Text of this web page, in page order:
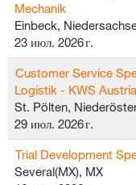
Mechanik
Einbeck,
23 июл. 2026 г.
Customer Service
Logistik - KWS Austria
St. Pölten,
29 июл. 2026 г.
Trial Development
Several(MX), MX